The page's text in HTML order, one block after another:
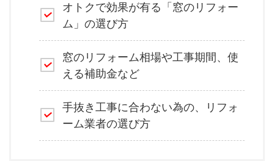
オトクで効果が有る「窓のリフォー
ム」の選び方
窓のリフォーム相場や工事期間、使
える補助金など
手抜き工事に合わない為の、リフォ
ーム業者の選び方